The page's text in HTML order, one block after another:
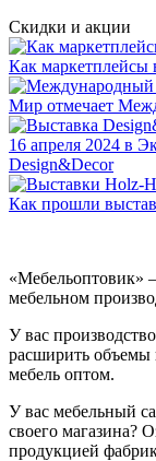
Скидки и акции
Как маркетплейсы
Мир отмечает
16 апреля 2024 в
Design&Decor
Как прошли
«Мебельоптовик»
мебельном
У вас
расширить
мебель оптом.
У вас мебельный
своего магазина?
продукцией